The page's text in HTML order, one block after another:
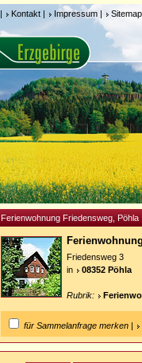
| Kontakt | Impressum | Sitemap
Ferienwohnung Friedensweg, Pöhla
Friedensweg 3
in
08352 Pöhla
Rubrik:
für Sammelanfrage merken |